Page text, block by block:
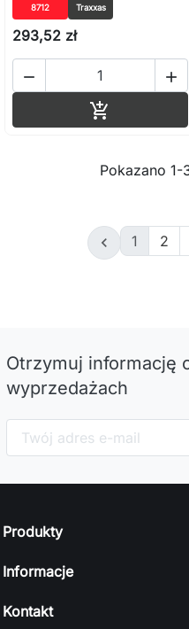
8712
Traxxas
293,52 zł
 

Pokazano
 1 2
Otrzymuj informację
wyprzedażach
Produkty
Informacje
Kontakt